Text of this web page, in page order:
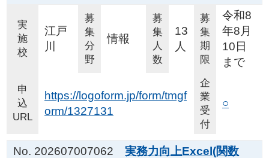
実
施
校
江戸
川
募
集
分
野
情報
募
集
人
数
13
人
募
集
期
限
令和8
年8月
10日
まで
申
込
URL
https://logoform.jp/form/tmgf
orm/1327131
企
業
受
付
○
No. 202607007062 実務力向上Excel(関数